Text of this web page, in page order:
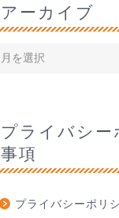
アーカイブ
プライバシー
事項
プライバシーポリ